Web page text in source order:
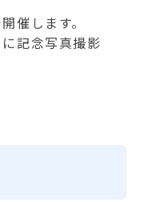
催します。
記念写真撮影